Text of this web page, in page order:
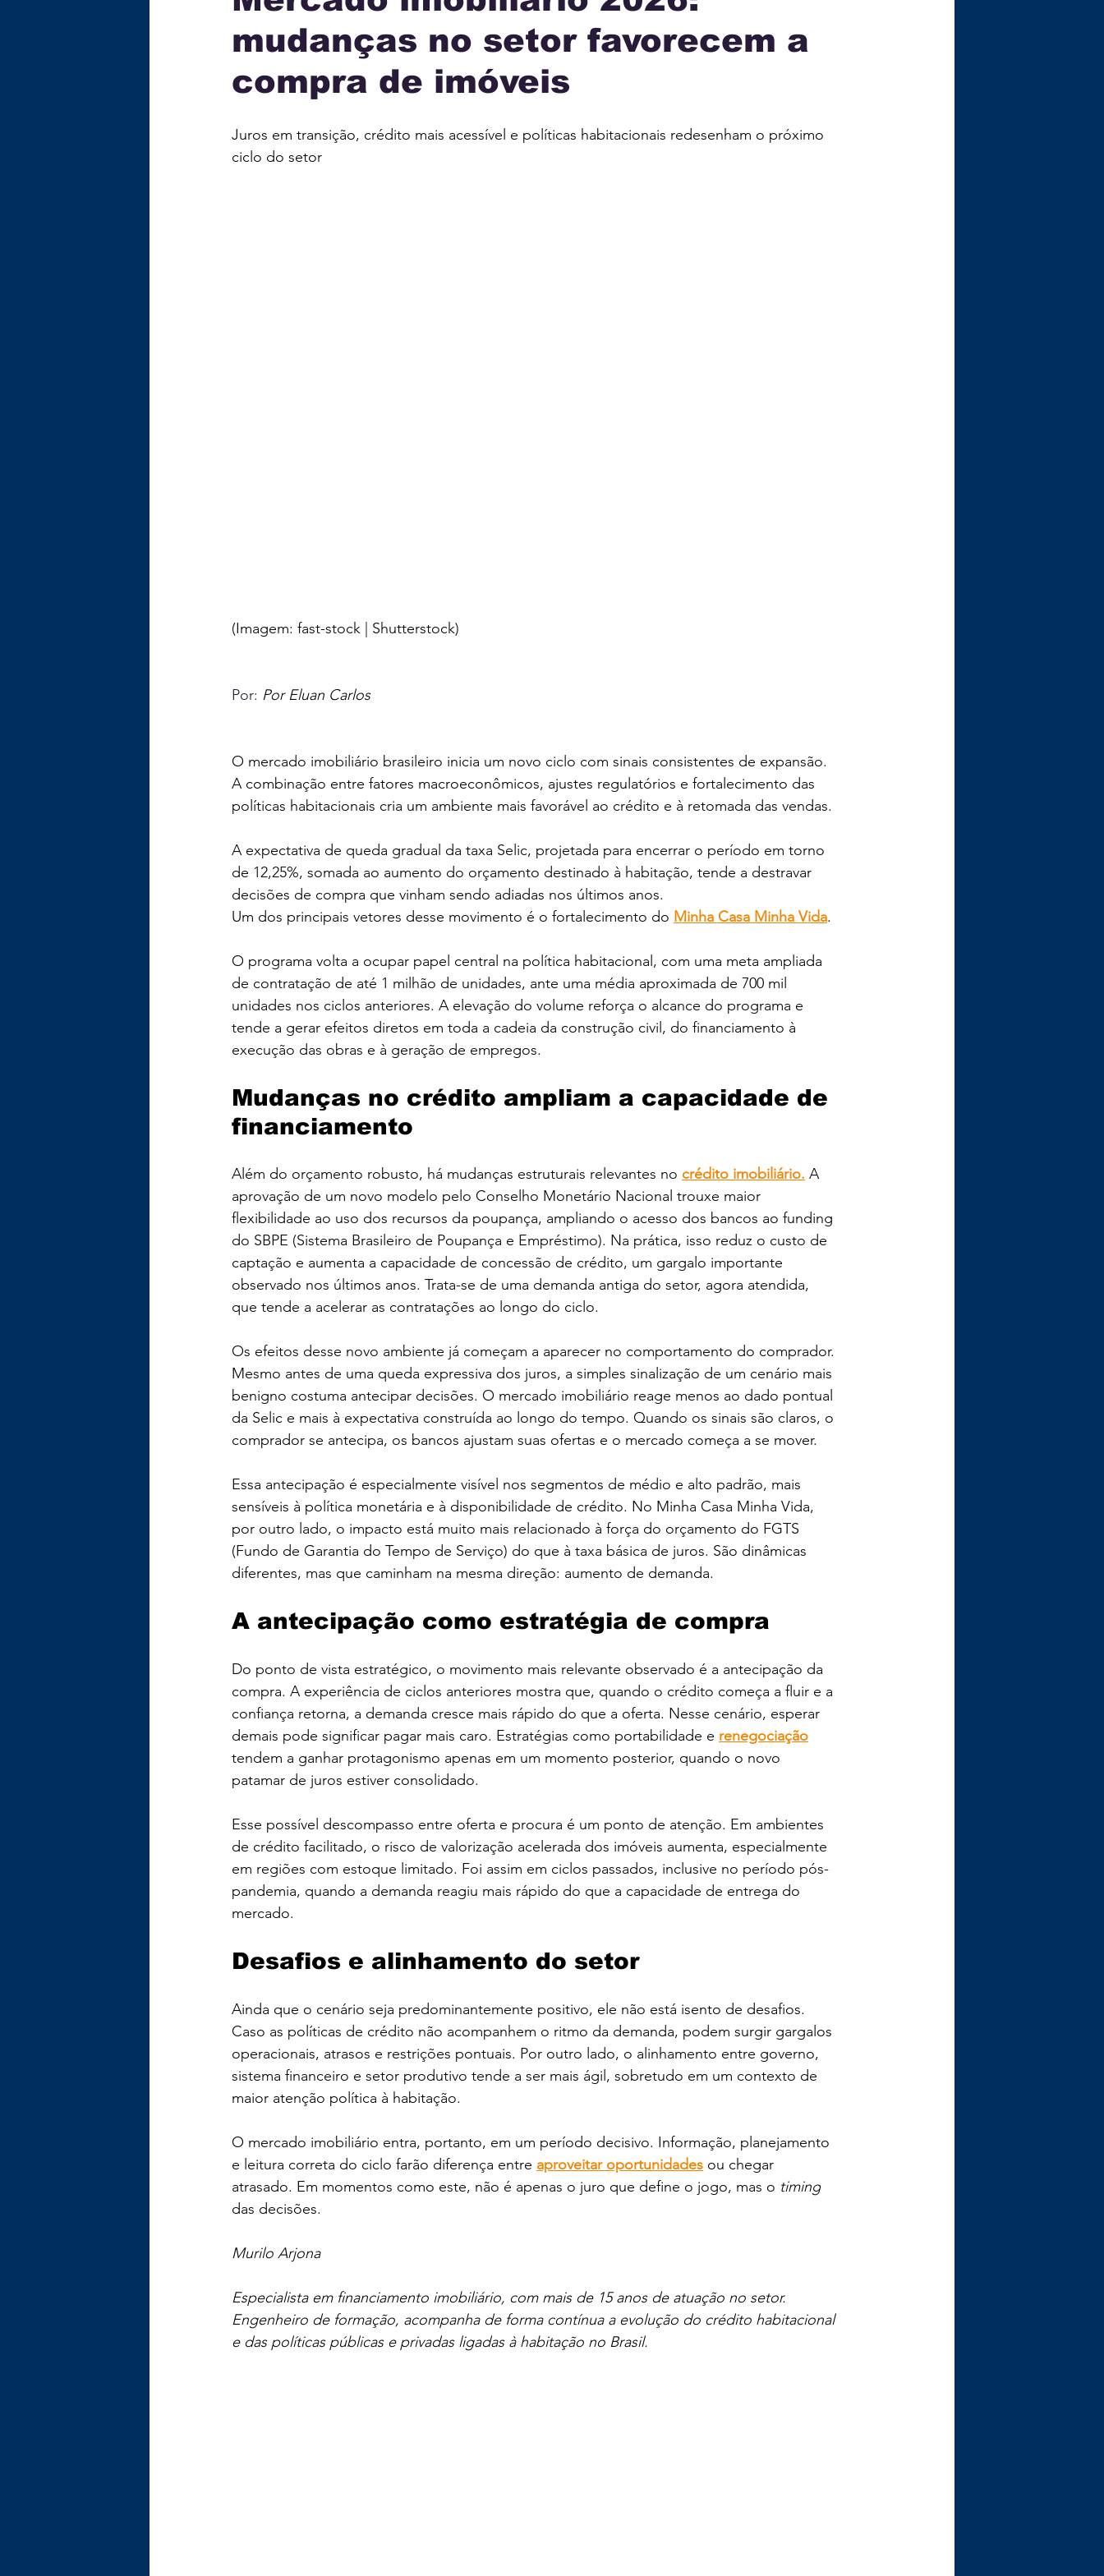
ECONOMIA TECNOLOGIA INTERNACIONAL MUNICÍPIOS JUSTIÇA
mudanças no setor favorecem a
compra de imóveis
Juros em transição, crédito mais acessível e políticas habitacionais redesenham o próximo
ciclo do setor
(Imagem: fast-stock | Shutterstock)
Por: Por Eluan Carlos
O mercado imobiliário brasileiro inicia um novo ciclo com sinais consistentes de expansão.
A combinação entre fatores macroeconômicos, ajustes regulatórios e fortalecimento das
políticas habitacionais cria um ambiente mais favorável ao crédito e à retomada das vendas.
A expectativa de queda gradual da taxa Selic, projetada para encerrar o período em torno
de 12,25%, somada ao aumento do orçamento destinado à habitação, tende a destravar
decisões de compra que vinham sendo adiadas nos últimos anos.
Um dos principais vetores desse movimento é o fortalecimento do Minha Casa Minha Vida.
O programa volta a ocupar papel central na política habitacional, com uma meta ampliada
de contratação de até 1 milhão de unidades, ante uma média aproximada de 700 mil
unidades nos ciclos anteriores. A elevação do volume reforça o alcance do programa e
tende a gerar efeitos diretos em toda a cadeia da construção civil, do financiamento à
execução das obras e à geração de empregos.
Mudanças no crédito ampliam a capacidade de
financiamento
Além do orçamento robusto, há mudanças estruturais relevantes no crédito imobiliário. A
aprovação de um novo modelo pelo Conselho Monetário Nacional trouxe maior
flexibilidade ao uso dos recursos da poupança, ampliando o acesso dos bancos ao funding
do SBPE (Sistema Brasileiro de Poupança e Empréstimo). Na prática, isso reduz o custo de
captação e aumenta a capacidade de concessão de crédito, um gargalo importante
observado nos últimos anos. Trata-se de uma demanda antiga do setor, agora atendida,
que tende a acelerar as contratações ao longo do ciclo.
Os efeitos desse novo ambiente já começam a aparecer no comportamento do comprador.
Mesmo antes de uma queda expressiva dos juros, a simples sinalização de um cenário mais
benigno costuma antecipar decisões. O mercado imobiliário reage menos ao dado pontual
da Selic e mais à expectativa construída ao longo do tempo. Quando os sinais são claros, o
comprador se antecipa, os bancos ajustam suas ofertas e o mercado começa a se mover.
Essa antecipação é especialmente visível nos segmentos de médio e alto padrão, mais
sensíveis à política monetária e à disponibilidade de crédito. No Minha Casa Minha Vida,
por outro lado, o impacto está muito mais relacionado à força do orçamento do FGTS
(Fundo de Garantia do Tempo de Serviço) do que à taxa básica de juros. São dinâmicas
diferentes, mas que caminham na mesma direção: aumento de demanda.
A antecipação como estratégia de compra
Do ponto de vista estratégico, o movimento mais relevante observado é a antecipação da
compra. A experiência de ciclos anteriores mostra que, quando o crédito começa a fluir e a
confiança retorna, a demanda cresce mais rápido do que a oferta. Nesse cenário, esperar
demais pode significar pagar mais caro. Estratégias como portabilidade e renegociação
tendem a ganhar protagonismo apenas em um momento posterior, quando o novo
patamar de juros estiver consolidado.
Esse possível descompasso entre oferta e procura é um ponto de atenção. Em ambientes
de crédito facilitado, o risco de valorização acelerada dos imóveis aumenta, especialmente
em regiões com estoque limitado. Foi assim em ciclos passados, inclusive no período pós-
pandemia, quando a demanda reagiu mais rápido do que a capacidade de entrega do
mercado.
Desafios e alinhamento do setor
Ainda que o cenário seja predominantemente positivo, ele não está isento de desafios.
Caso as políticas de crédito não acompanhem o ritmo da demanda, podem surgir gargalos
operacionais, atrasos e restrições pontuais. Por outro lado, o alinhamento entre governo,
sistema financeiro e setor produtivo tende a ser mais ágil, sobretudo em um contexto de
maior atenção política à habitação.
O mercado imobiliário entra, portanto, em um período decisivo. Informação, planejamento
e leitura correta do ciclo farão diferença entre aproveitar oportunidades ou chegar
atrasado. Em momentos como este, não é apenas o juro que define o jogo, mas o timing
das decisões.
Murilo Arjona
Especialista em financiamento imobiliário, com mais de 15 anos de atuação no setor.
Engenheiro de formação, acompanha de forma contínua a evolução do crédito habitacional
e das políticas públicas e privadas ligadas à habitação no Brasil.